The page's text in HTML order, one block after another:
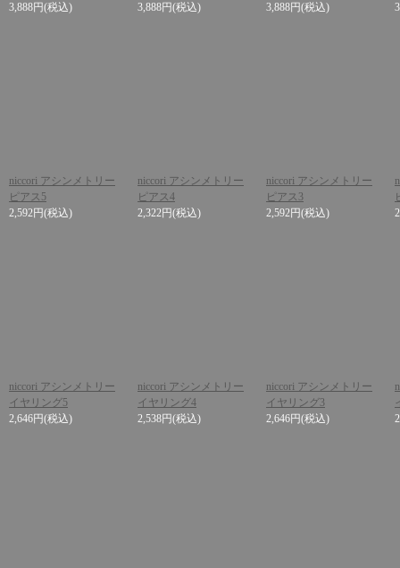
3,888円(税込)
3,888円(税込)
3,888円(税込)
niccori アシンメトリー
ピアス5
2,592円(税込)
niccori アシンメトリー
ピアス4
2,322円(税込)
niccori アシンメトリー
ピアス3
2,592円(税込)
niccori アシンメトリー
イヤリング5
2,646円(税込)
niccori アシンメトリー
イヤリング4
2,538円(税込)
niccori アシンメトリー
イヤリング3
2,646円(税込)